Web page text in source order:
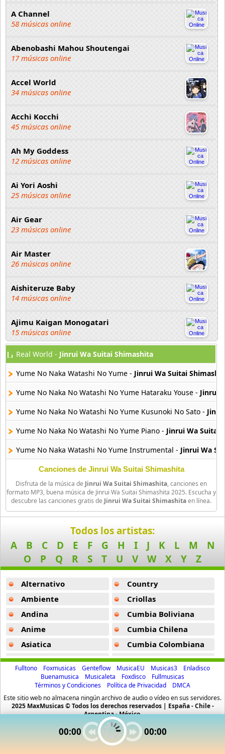
A Channel
58 músicas online
Abenobashi Mahou Shoutengai
17 músicas online
Accel World
34 músicas online
Acchi Kocchi
45 músicas online
Ah My Goddess
12 músicas online
Ai Yori Aoshi
25 músicas online
Air Gear
23 músicas online
Air Master
26 músicas online
Aishiteruze Baby
14 músicas online
Ajimu Kaigan Monogatari
15 músicas online
Akahori Gedou Hour Rabuge
29 músicas online
Akane Iro Ni Samoru Saka
26 músicas online
6 músicas online
Akikan
15 músicas online
Alejandro Arnais
3 músicas online
Amagami Ss
50 músicas online
Amatsuki
Angel Beats
39 músicas online
Angel Heart
36 músicas online
Angel Sanctuary
19 músicas online
Angelic Layer00:00 00:00
Real World - Jinrui Wa Suitai Shimashita
Yume No Naka Watashi No Yume - Jinrui Wa Suitai
Yume No Naka No Watashi No Yume Hataraku Youse - Jinrui
Yume No Naka No Watashi No Yume Kusunoki No Sato -
Yume No Naka No Watashi No Yume Piano - Jinrui Wa Suitai
Yume No Naka Watashi No Yume Instrumental - Jinrui Wa
Canciones de Jinrui Wa Suitai Shimashita
Disfruta de la música de Jinrui Wa Suitai Shimashita, canciones en
formato MP3, buena música de Jinrui Wa Suitai Shimashita 2025. Escucha y
descubre las canciones gratis de Jinrui Wa Suitai Shimashitaen línea.
Todos los artistas:
A
B C D E F G H I J K L M
N
O
P Q R S T U V W X Y Z
Alternativo
Ambiente
Andina
Anime
Asiatica
Atevip
Bachatas
Baladas
Baladas De Oro
Country
Criollas
Cumbia Boliviana
Cumbia Chilena
Cumbia Colombiana
Cumbia Ecuatoriana
Cumbia Mexicana
Cumbia Pop
Cumbia Surena
Cumbias
CumbiaSur
Fulltono Foxmusicas Genteflow MusicaEU Musicas3
Enladisco
Buenamusica
Musicaleta Foxdisco
Fullmusicas
Términos y Condiciones
Política de Privacidad
DMCA
Este sitio web no almacena ningún archivo de audio o vídeo en sus servidores.
2025 MaxMusicas © Todos los derechos reservados | España - Chile -
Argentina - México.